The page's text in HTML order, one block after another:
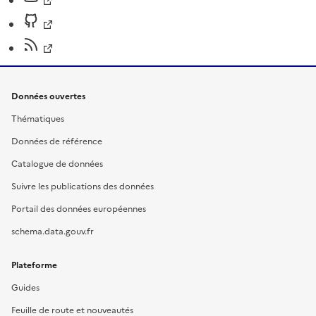
Données ouvertes
Thématiques
Données de référence
Catalogue de données
Suivre les publications des données
Portail des données européennes
schema.data.gouv.fr
Plateforme
Guides
Feuille de route et nouveautés